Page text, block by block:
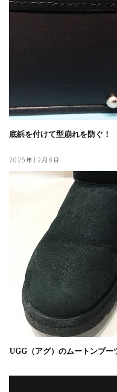
底鋲を付けて型崩れを防ぐ
2025年12月8日
UGG（アグ）のムートンブ